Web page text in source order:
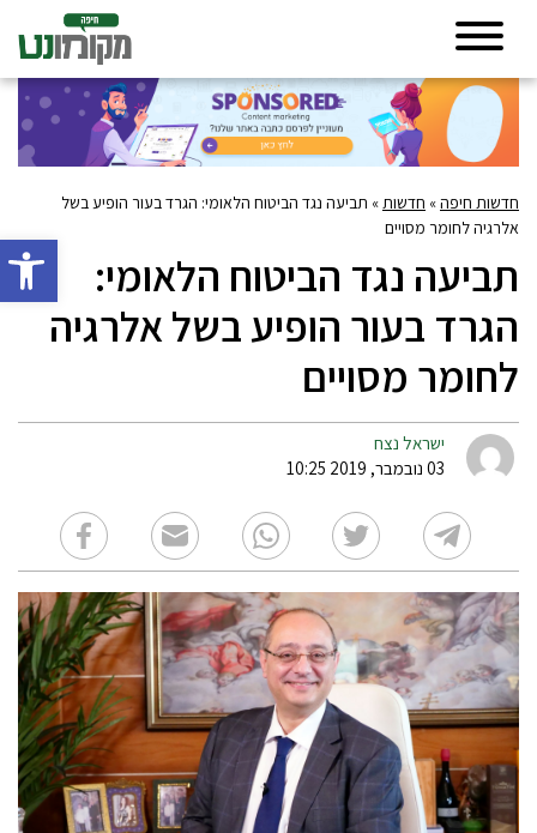
פתח
חדשות חיפה» חדשות» תביעה נגד הביטוח הלאומי: הגרד בעור הופיע בשל
אלרגיה לחומר מסויים
תביעה נגד הביטוח הלאומי:
הגרד בעור הופיע בשל אלרגיה
לחומר מסויים
ישראל נצח
03 נובמבר, 2019 10:25